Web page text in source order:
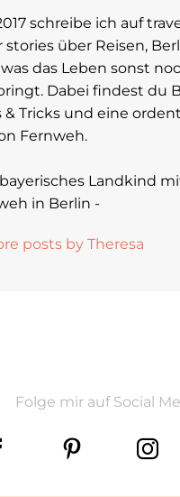
schreibe ich auf
stories über Reisen,
was das Leben sonst
Dabei findest du
& Tricks und eine
Fernweh.
Landkind
in Berlin -
posts by Theresa
Folge mir auf Social